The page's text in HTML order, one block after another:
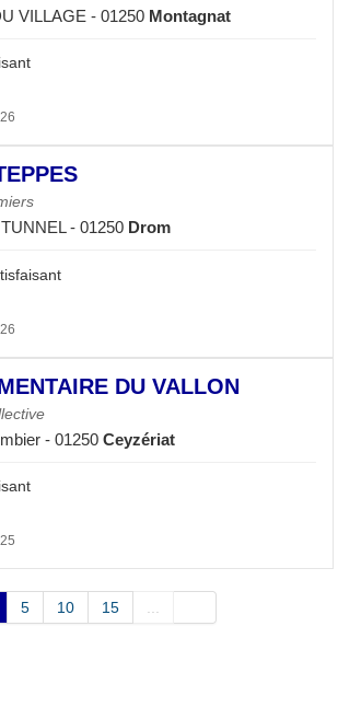
VILLAGE - 01250 Montagnat
- 01250 Drom
DU VALLON
- 01250Ceyzériat
5 10 15